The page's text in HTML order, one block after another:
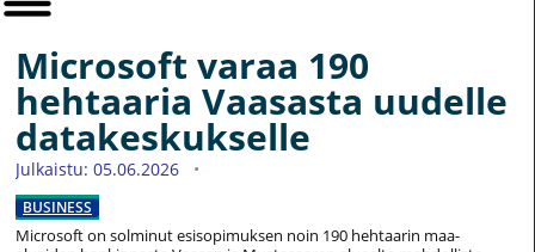
Microsoft varaa 190
hehtaaria Vaasasta uudelle
datakeskukselle
Julkaistu: 05.06.2026
BUSINESS
Microsoft on solminut esisopimuksen noin 190 hehtaarin maa-